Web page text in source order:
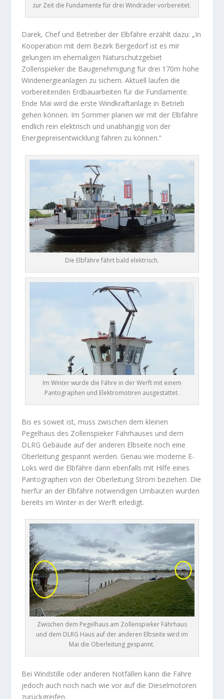
zur Zeit die Fundamente für drei Windräder vorbereitet.
Darek, Chef und Betreiber der Elbfähre erzählt dazu: „In
Kooperation mit dem Bezirk Bergedorf ist es mir
gelungen im ehemaligen Naturschutzgebiet
Zollenspieker die Baugenehmigung für drei 170m hohe
Windenergieanlagen zu sichern. Aktuell laufen die
vorbereitenden Erdbauarbeiten für die Fundamente.
Ende Mai wird die erste Windkraftanlage in Betrieb
gehen können. Im Sommer planen wir mit der Elbfähre
endlich rein elektrisch und unabhängig von der
Energiepreisentwicklung fahren zu können.“
Die Elbfähre fährt bald elektrisch.
Im Winter wurde die Fähre in der Werft mit einem
Pantographen und Elektromotiren ausgestattet.
Bis es soweit ist, muss zwischen dem kleinen
Pegelhaus des Zollenspieker Fährhauses und dem
DLRG Gebäude auf der anderen Elbseite noch eine
Oberleitung gespannt werden. Genau wie moderne E-
Loks wird die Elbfähre dann ebenfalls mit Hilfe eines
Pantographen von der Oberleitung Strom beziehen. Die
hierfür an der Elbfähre notwendigen Umbauten wurden
bereits im Winter in der Werft erledigt.
Zwischen dem Pegelhaus am Zollenspieker Fährhaus
und dem DLRG Haus auf der anderen Elbseite wird im
Mai die Oberleitung gespannt.
Bei Windstille oder anderen Notfällen kann die Fähre
jedoch auch noch nach wie vor auf die Dieselmotoren
zurückgreifen.